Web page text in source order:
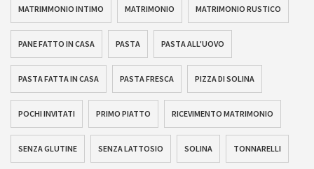
MATRIMMONIO INTIMO MATRIMONIO MATRIMONIO RUSTICO
PANE FATTO IN CASA PASTA PASTA ALL'UOVO
PASTA FATTA IN CASA PASTA FRESCA PIZZA DI SOLINA
POCHI INVITATI PRIMO PIATTO RICEVIMENTO MATRIMONIO
SENZA GLUTINE SENZA LATTOSIO SOLINA TONNARELLI